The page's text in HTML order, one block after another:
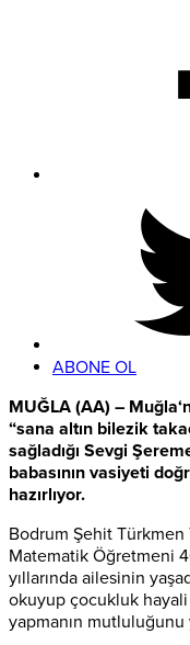
ABONE OL
MUĞLA (AA) – Muğla
“sana altın bilezik
sağladığı Sevgi
babasının vasiyeti
hazırlıyor.
Bodrum Şehit
Matematik Öğretmeni
yıllarında ailesinin
okuyup çocukluk
yapmanın mutluluğunu